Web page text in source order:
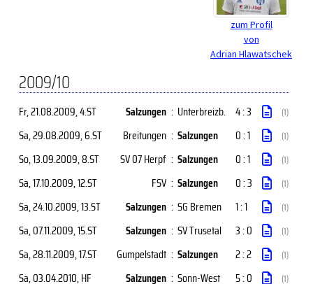
zum Profil
von
Adrian Hlawatschek
2009/10
Fr, 21.08.2009, 4.ST Salzungen : Unterbreizb. 4 : 3 (1)
Sa, 29.08.2009, 6.ST Breitungen : Salzungen 0 : 1 (1)
So, 13.09.2009, 8.ST SV 07 Herpf : Salzungen 0 : 1 (1)
Sa, 17.10.2009, 12.ST FSV : Salzungen 0 : 3 (1)
Sa, 24.10.2009, 13.ST Salzungen : SG Bremen 1 : 1 (1)
Sa, 07.11.2009, 15.ST Salzungen : SV Trusetal 3 : 0 (1)
Sa, 28.11.2009, 17.ST Gumpelstadt : Salzungen 2 : 2 (1)
Sa, 03.04.2010, HF Salzungen : Sonn-West 5 : 0 (1)